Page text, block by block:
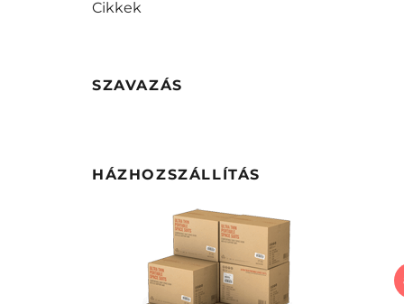
Cikkek
SZAVAZÁS
HÁZHOZSZÁLLÍTÁS